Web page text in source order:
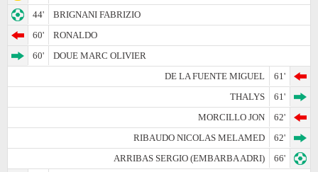
44'
BRIGNANI FABRIZIO
60'
RONALDO
60'
DOUE MARC OLIVIER
DE LA FUENTE MIGUEL
61'
THALYS
61'
MORCILLO JON
62'
RIBAUDO NICOLAS MELAMED
62'
ARRIBAS SERGIO (EMBARBA ADRI)
66'